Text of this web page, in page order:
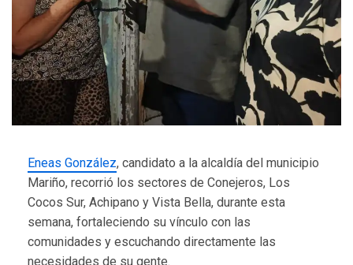
Eneas González, candidato a la alcaldía del municipio
Mariño, recorrió los sectores de Conejeros, Los
Cocos Sur, Achipano y Vista Bella, durante esta
semana, fortaleciendo su vínculo con las
comunidades y escuchando directamente las
necesidades de su gente.